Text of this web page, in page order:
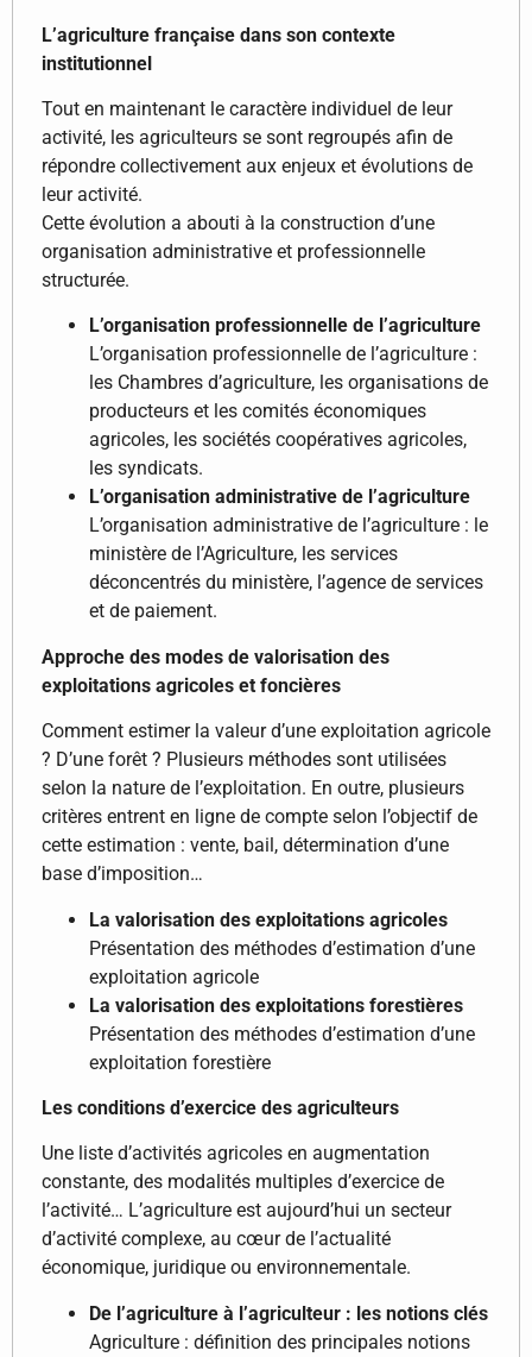
L’agriculture française dans son contexte
institutionnel
Tout en maintenant le caractère individuel de leur
activité, les agriculteurs se sont regroupés afin de
répondre collectivement aux enjeux et évolutions de
leur activité.
Cette évolution a abouti à la construction d’une
organisation administrative et professionnelle
structurée.
L’organisation professionnelle de l’agriculture
L’organisation professionnelle de l’agriculture :
les Chambres d’agriculture, les organisations de
producteurs et les comités économiques
agricoles, les sociétés coopératives agricoles,
les syndicats.
L’organisation administrative de l’agriculture
L’organisation administrative de l’agriculture : le
ministère de l’Agriculture, les services
déconcentrés du ministère, l’agence de services
et de paiement.
Approche des modes de valorisation des
exploitations agricoles et foncières
Comment estimer la valeur d’une exploitation agricole
? D’une forêt ? Plusieurs méthodes sont utilisées
selon la nature de l’exploitation. En outre, plusieurs
critères entrent en ligne de compte selon l’objectif de
cette estimation : vente, bail, détermination d’une
base d’imposition…
La valorisation des exploitations agricoles
Présentation des méthodes d’estimation d’une
exploitation agricole
La valorisation des exploitations forestières
Présentation des méthodes d’estimation d’une
exploitation forestière
Les conditions d’exercice des agriculteurs
Une liste d’activités agricoles en augmentation
constante, des modalités multiples d’exercice de
l’activité… L’agriculture est aujourd’hui un secteur
d’activité complexe, au cœur de l’actualité
économique, juridique ou environnementale.
De l’agriculture à l’agriculteur : les notions clés
Agriculture : définition des principales notions